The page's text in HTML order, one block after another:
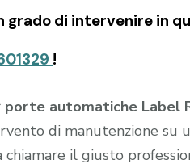
di intervenire in
!
porte automatiche Label
di manutenzione su
il giusto